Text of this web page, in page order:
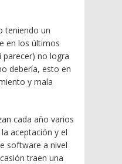
teniendo un
en los últimos
parecer) no logra
debería, esto en
y mala
cada año varios
aceptación y el
software a nivel
traen una